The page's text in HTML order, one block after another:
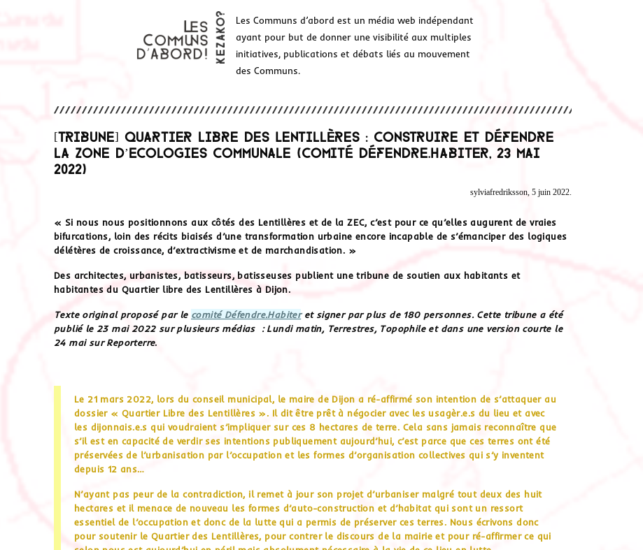
Les Communs d’abord est un média web indépendant
ayant pour but de donner une visibilité aux multiples
initiatives, publications et débats liés au mouvement
des Communs.
[Tribune] Quartier libre des Lentillères : construire et défendre
la Zone d’Ecologies Communale (Comité Défendre.Habiter, 23 mai
2022)
sylviafredriksson, 5 juin 2022.
« Si nous nous positionnons aux côtés des Lentillères et de la ZEC, c’est pour ce qu’elles augurent de vraies
bifurcations, loin des récits biaisés d’une transformation urbaine encore incapable de s’émanciper des logiques
délétères de croissance, d’extractivisme et de marchandisation. »
Des architectes, urbanistes, batisseurs, batisseuses publient une tribune de soutien aux habitants et
habitantes du Quartier libre des Lentillères à Dijon.
Texte original proposé par le comité Défendre.Habiteret signer par plus de 180 personnes. Cette tribune a été
publié le 23 mai 2022 sur plusieurs médias : Lundi matin, Terrestres, Topophile et dans une version courte le
24 mai sur Reporterre.
Le 21 mars 2022, lors du conseil municipal, le maire de Dijon a ré-affirmé son intention de s’attaquer au
dossier « Quartier Libre des Lentillères ». Il dit être prêt à négocier avec les usagèr.e.s du lieu et avec
les dijonnais.e.s qui voudraient s’impliquer sur ces 8 hectares de terre. Cela sans jamais reconnaître que
s’il est en capacité de verdir ses intentions publiquement aujourd’hui, c’est parce que ces terres ont été
préservées de l’urbanisation par l’occupation et les formes d’organisation collectives qui s’y inventent
depuis 12 ans…
N’ayant pas peur de la contradiction, il remet à jour son projet d’urbaniser malgré tout deux des huit
hectares et il menace de nouveau les formes d’auto-construction et d’habitat qui sont un ressort
essentiel de l’occupation et donc de la lutte qui a permis de préserver ces terres. Nous écrivons donc
pour soutenir le Quartier des Lentillères, pour contrer le discours de la mairie et pour ré-affirmer ce qui